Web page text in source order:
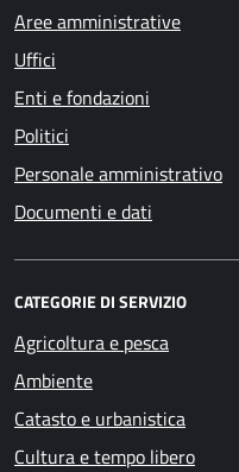
Aree amministrative
Uffici
Enti e fondazioni
Politici
Personale amministrativo
Documenti e dati
CATEGORIE DI SERVIZIO
Agricoltura e pesca
Ambiente
Catasto e urbanistica
Cultura e tempo libero